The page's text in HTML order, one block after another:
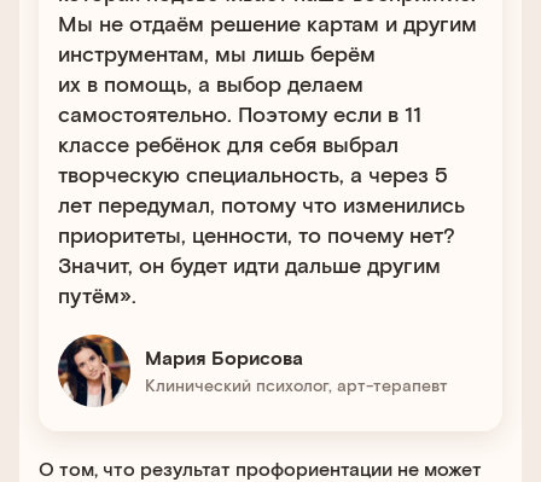
Мы не отдаём решение картам и другим
инструментам, мы лишь берём
их в помощь, а выбор делаем
самостоятельно. Поэтому если в 11
классе ребёнок для себя выбрал
творческую специальность, а через 5
лет передумал, потому что изменились
приоритеты, ценности, то почему нет?
Значит, он будет идти дальше другим
путём».
Мария Борисова
Клинический психолог, арт-терапевт
О том, что результат профориентации не может